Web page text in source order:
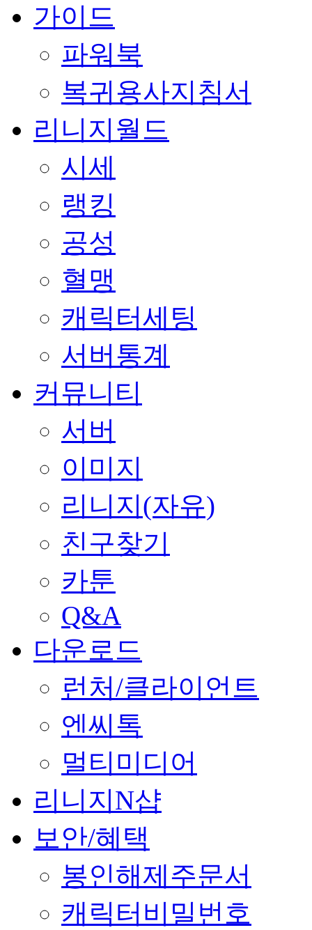
가이드
파워북
복귀용사지침서
리니지월드
시세
랭킹
공성
혈맹
캐릭터세팅
서버통계
커뮤니티
서버
이미지
리니지(자유)
친구찾기
카툰
Q&A
다운로드
런처/클라이언트
엔씨톡
멀티미디어
리니지N샵
보안/혜택
봉인해제주문서
캐릭터비밀번호